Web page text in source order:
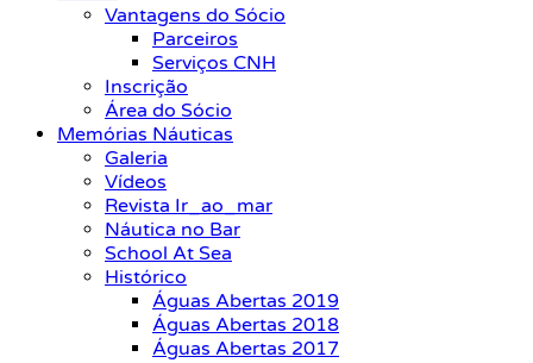
Vantagens do Sócio
Parceiros
Serviços CNH
Inscrição
Área do Sócio
Memórias Náuticas
Galeria
Vídeos
Revista Ir_ao_mar
Náutica no Bar
School At Sea
Histórico
Águas Abertas 2019
Águas Abertas 2018
Águas Abertas 2017